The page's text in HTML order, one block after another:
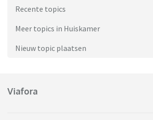
Recente topics
Meer topics in Huiskamer
Nieuw topic plaatsen
Viafora